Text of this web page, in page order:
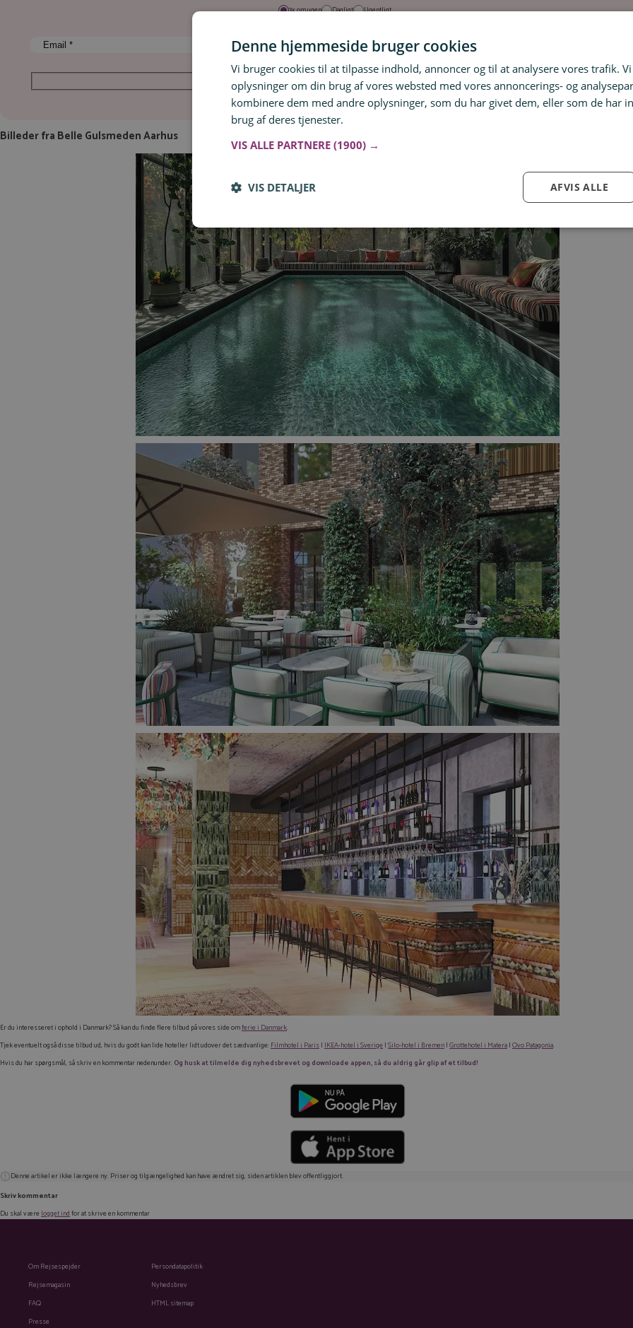
3x om ugen
Dagligt Ugentligt
Jeg accepterer, at jeg bliver tilmeldt nyhedsbrevet
Billeder fra Belle Gulsmeden Aarhus
Er du interesseret i ophold i Danmark? Så kan du finde flere tilbud på vores side omferie i Danmark.
Tjek eventuelt også disse tilbud ud, hvis du godt kan lide hoteller lidt udover det sædvanlige: Filmhotel i Paris| IKEA-hotel i Sverige |Silo-hotel i Bremen|Grottehotel i Matera|Ovo Patagonia.
Hvis du har spørgsmål, så skriv en kommentar nedenunder. Og husk at tilmelde dig nyhedsbrevet og downloade appen, så du aldrig går glip af et tilbud!
Denne artikel er ikke længere ny. Priser og tilgængelighed kan have ændret sig, siden artiklen blev offentliggjort.
Skriv kommentar
Du skal værelogget indfor at skrive en kommentar
Om Rejsespejder
Rejsemagasin
FAQ
Presse
Persondatapolitik
Nyhedsbrev
HTML sitemap
Log ind for at gemme hvad der inspirerer dig
Du kan tilføje op til 99 tilbud
Tilmeld
Denne hjemmeside bruger cookies
Vi bruger cookies til at tilpasse indhold, annoncer og til at analysere vores trafik.
oplysninger om din brug af vores websted med vores annoncerings- og
kombinere dem med andre oplysninger, som du har givet dem, eller som de har
brug af deres tjenester.
VIS ALLE PARTNERE (1900) →
AFVIS ALLE
VIS DETALJER